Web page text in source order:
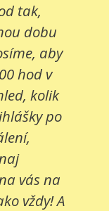
tak,
dobu
aby
hod v
kolik
po
vás na
vždy! A